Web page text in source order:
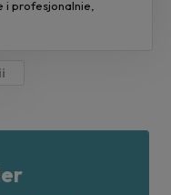
i profesjonalnie,